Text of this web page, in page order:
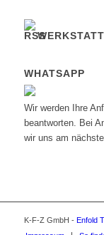
WHATSAPP
Wir werden Ihre
beantworten. Bei
wir uns am
K-F-Z GmbH - Enfold